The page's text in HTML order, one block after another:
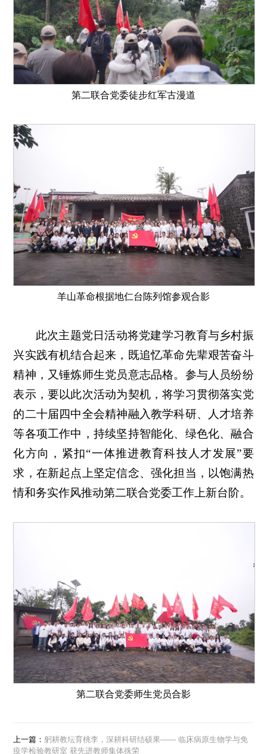
第二联合党委徒步红军古漫道
羊山革命根据地仁台陈列馆参观合影
此次主题党日活动将党建学习教育与乡村振
兴实践有机结合起来，既追忆革命先辈艰苦奋斗
精神，又锤炼师生党员意志品格。参与人员纷纷
表示，要以此次活动为契机，将学习贯彻落实党
的二十届四中全会精神融入教学科研、人才培养
等各项工作中，持续坚持智能化、绿色化、融合
化方向，紧扣“一体推进教育科技人才发展”要
求，在新起点上坚定信念、强化担当，以饱满热
情和务实作风推动第二联合党委工作上新台阶。
第二联合党委师生党员合影
上一篇：躬耕教坛育桃李，深耕科研结硕果—— 临床病原生物学与免
疫学检验教研室 获先进教师集体殊荣